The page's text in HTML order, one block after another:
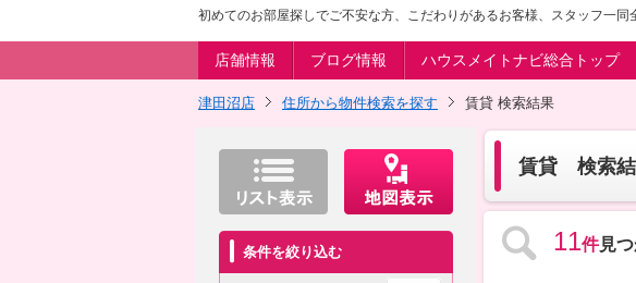
初めてのお部屋探しでご不安な方、こだわりがあるお客様、スタッフ一
店舗情報 ブログ情報 ハウスメイトナビ総合トップ
津田沼店 住所から物件検索を探す 賃貸 検索結果
賃貸 検索
11件見
条件を絞り込む